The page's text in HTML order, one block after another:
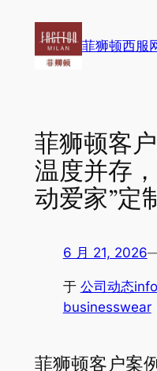
菲狮顿西服
菲狮顿客
温度并存
动爱家”定
6 月 21, 2026
于 公司动态
businesswear
菲狮顿客户案